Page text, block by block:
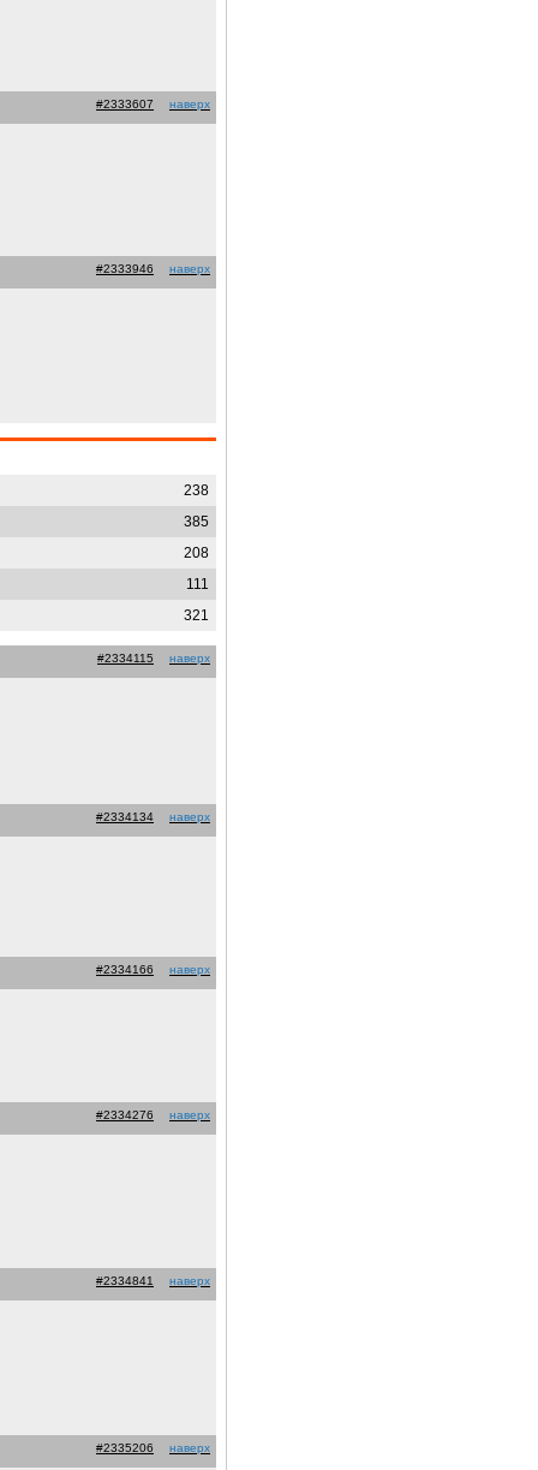
#2333607 наверх
#2333946 наверх
238
385
208
111
321
#2334115 наверх
#2334134 наверх
#2334166 наверх
#2334276 наверх
#2334841 наверх
#2335206 наверх